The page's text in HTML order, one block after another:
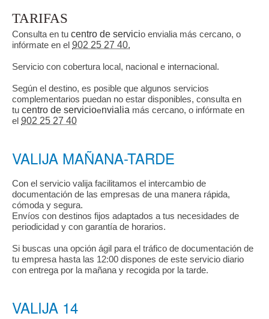
TARIFAS
Consulta en tu centro de servicio envialia más cercano, o
infórmate en el 902 25 27 40.
Servicio con cobertura local, nacional e internacional.
Según el destino, es posible que algunos servicios
complementarios puedan no estar disponibles, consulta en
tu centro de servicioenvialia más cercano, o infórmate en
el 902 25 27 40
VALIJA MAÑANA-TARDE
Con el servicio valija facilitamos el intercambio de
documentación de las empresas de una manera rápida,
cómoda y segura.
Envíos con destinos fijos adaptados a tus necesidades de
periodicidad y con garantía de horarios.
Si buscas una opción ágil para el tráfico de documentación de
tu empresa hasta las 12:00 dispones de este servicio diario
con entrega por la mañana y recogida por la tarde.
VALIJA 14